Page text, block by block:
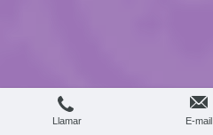
Llamar E-mail